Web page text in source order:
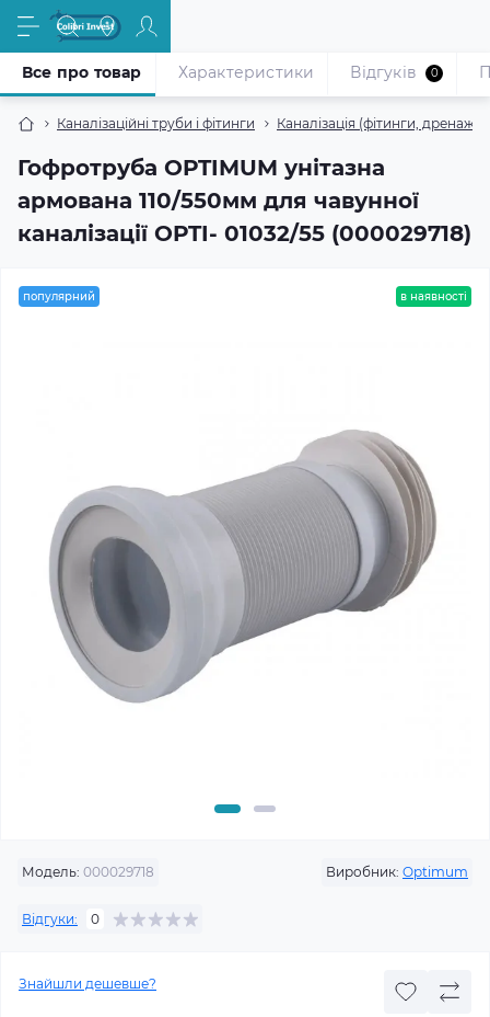
Каналізаційні труби і фітинги Каналізація (фітинги,
Гофротруба OPTIMUM унітазна
армована 110/550мм для чавунної
каналізації OPTI- 01032/55 (000029718)
Все про товар Характеристики Відгуків 0
популярний в наявності
Модель: 000029718 Виробник: Optimum
Відгуки: 0
Знайшли дешевше?